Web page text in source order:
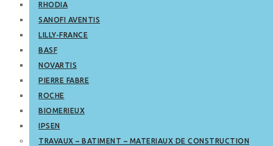
RHODIA
SANOFI AVENTIS
LILLY-FRANCE
BASF
NOVARTIS
PIERRE FABRE
ROCHE
BIOMERIEUX
IPSEN
TRAVAUX – BATIMENT – MATERIAUX DE CONSTRUCTION